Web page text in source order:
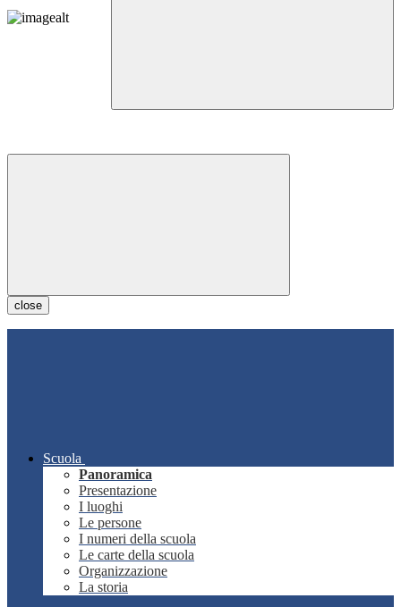
close
Scuola
Panoramica
Presentazione
I luoghi
Le persone
I numeri della scuola
Le carte della scuola
Organizzazione
La storia